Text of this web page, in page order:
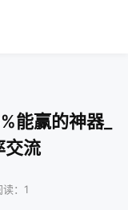
能赢的神器_
交流
：1